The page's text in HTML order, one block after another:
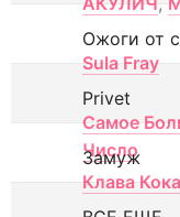
Ожоги от
Sula Fray
Privet
Самое
Число
Замуж
Клава Кока